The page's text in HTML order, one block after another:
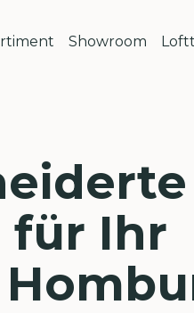
Showroom
für Ihr